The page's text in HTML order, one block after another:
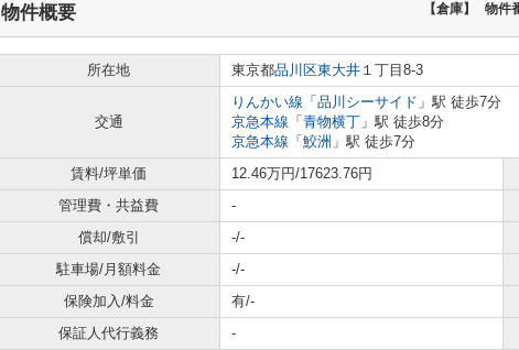
物件概要 【倉庫】 物件
所在地 東京都品川区東大井 １丁目8‐3
交通
りんかい線 「 品川シーサイド 」駅 徒歩7分
京急本線 「 青物横丁 」駅 徒歩8分
京急本線 「 鮫洲 」駅 徒歩7分
賃料/坪単価
12.46万円/17623.76円
管理費・共益費
-
償却/敷引
-/-
駐車場/月額料金
-/-
保険加入/料金
有/-
保証人代行義務
-